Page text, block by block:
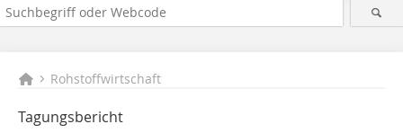
Rohstoffwirtschaft
Tagungsbericht